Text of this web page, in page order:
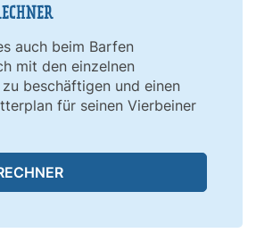
auch beim Barfen
mit den einzelnen
beschäftigen und einen
für seinen Vierbeiner